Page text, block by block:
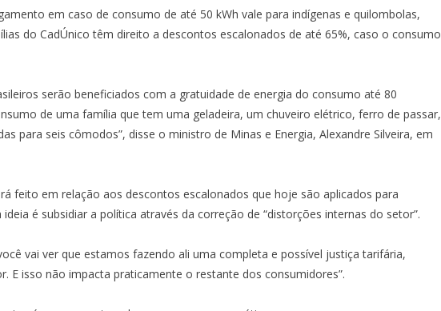
em caso de consumo de até 50 kWh vale para indígenas e quilombolas,
do CadÚnico têm direito a descontos escalonados de até 65%, caso o consumo
serão beneficiados com a gratuidade de energia do consumo até 80
de uma família que tem uma geladeira, um chuveiro elétrico, ferro de passar,
para seis cômodos”, disse o ministro de Minas e Energia, Alexandre Silveira, em
feito em relação aos descontos escalonados que hoje são aplicados para
é subsidiar a política através da correção de “distorções internas do setor”.
vai ver que estamos fazendo ali uma completa e possível justiça tarifária,
E isso não impacta praticamente o restante dos consumidores”.